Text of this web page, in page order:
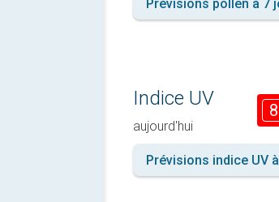
Prévisions pollen à 7
Indice UV
aujourd'hui
8
Prévisions indice UV